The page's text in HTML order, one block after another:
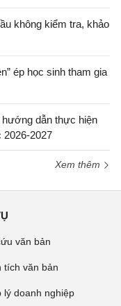
không kiểm tra, khảo
ép học sinh tham gia
dẫn thực hiện
2026-2027
Xem thêm
văn bản
tích văn bản
lý doanh nghiệp